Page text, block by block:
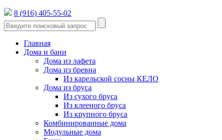
8 (916) 405-55-02
Главная
Дома и бани
Дома из лафета
Дома из бревна
Из карельской сосны КЕЛО
Дома из бруса
Из сухого бруса
Из клееного бруса
Из крупного бруса
Комбинированные дома
Модульные дома